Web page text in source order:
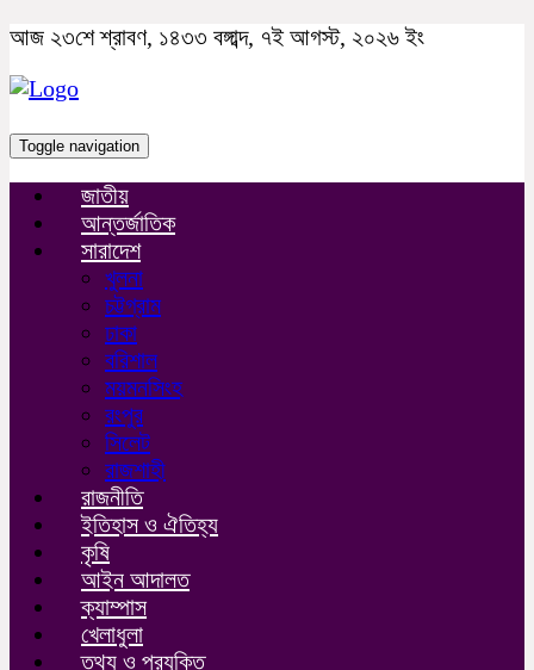
আজ ২৩শে শ্রাবণ, ১৪৩৩ বঙ্গাব্দ, ৭ই আগস্ট, ২০২৬ ইং
Toggle navigation
জাতীয়
আন্তর্জাতিক
সারাদেশ
খুলনা
চট্টগ্রাম
ঢাকা
বরিশাল
ময়মনসিংহ
রংপুর
সিলেট
রাজশাহী
রাজনীতি
ইতিহাস ও ঐতিহ্য
কৃষি
আইন আদালত
ক্যাম্পাস
খেলাধুলা
তথ্য ও প্রযুক্তি